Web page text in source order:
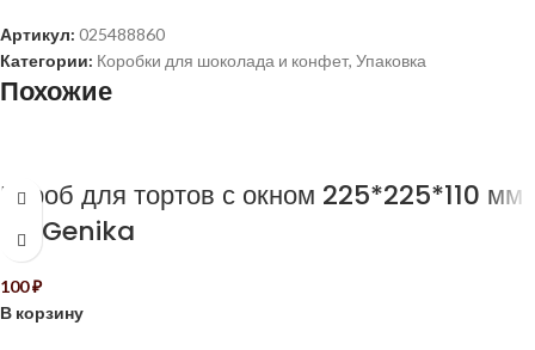
Артикул: 025488860
Категории: Коробки для шоколада и конфет, Упаковка
Похожие
Короб для тортов с окном 225*225*110 мм
ForGenika
100₽
В корзину